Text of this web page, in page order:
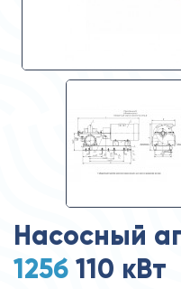
Насосный
125б 110 кВт